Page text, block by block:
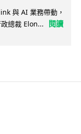
與 AI 業務帶動，
總裁 Elon...
閱讀